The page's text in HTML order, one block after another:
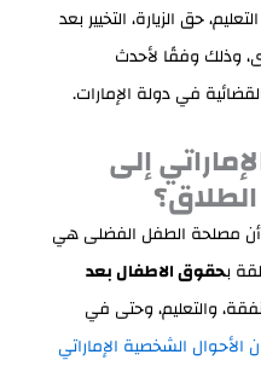
حق الزيارة، التخيير بعد
وذلك وفقًا لأحدث
في دولة الإمارات.
إلى
أن مصلحة الطفل الفضلى هي
بحقوق الاطفال بعد
والتعليم، وحتى في
الأحوال الشخصية الإماراتي